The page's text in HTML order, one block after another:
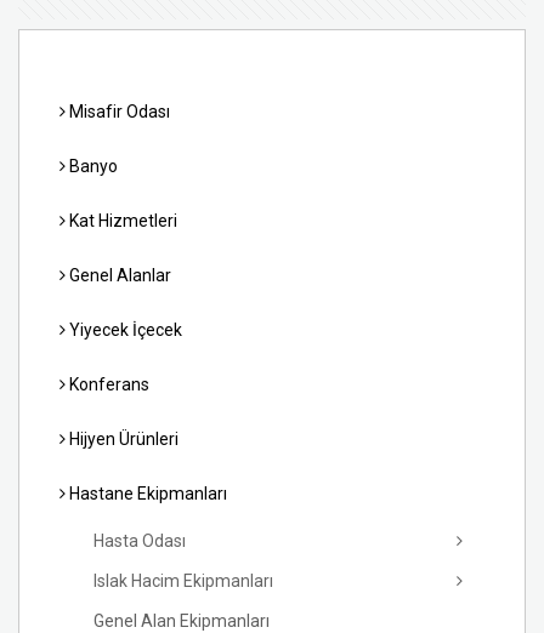
Misafir Odası
Banyo
Kat Hizmetleri
Genel Alanlar
Yiyecek İçecek
Konferans
Hijyen Ürünleri
Hastane Ekipmanları
Hasta Odası
Islak Hacim Ekipmanları
Genel Alan Ekipmanları